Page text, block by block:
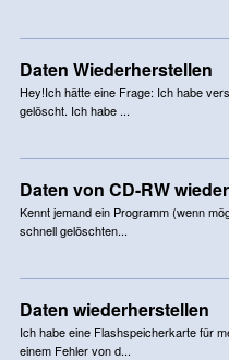
Daten Wiederherstellen
Hey!Ich hätte eine Frage: Ich habe
gelöscht. Ich habe ...
Daten von CD-RW
Kennt jemand ein Programm (wenn
schnell gelöschten...
Daten wiederherstellen
Ich habe eine Flashspeicherkarte für
einem Fehler von d...